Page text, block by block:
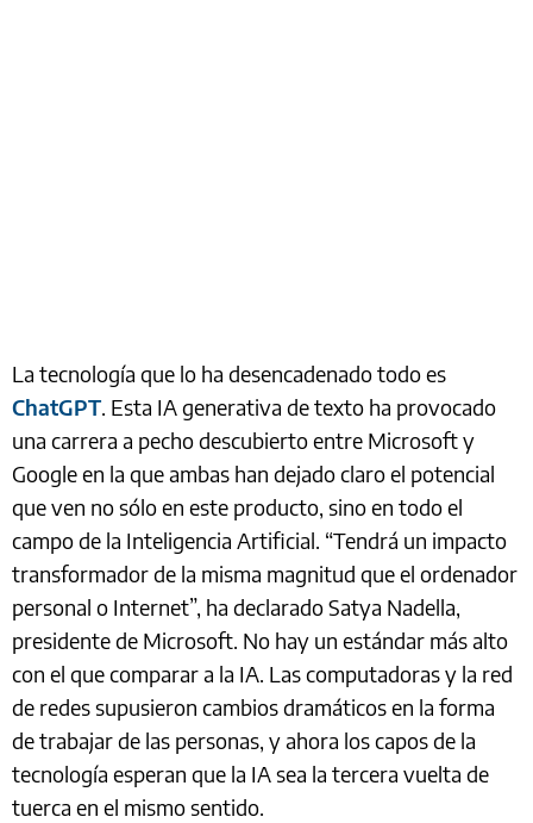
La tecnología que lo ha desencadenado todo es
ChatGPT. Esta IA generativa de texto ha provocado
una carrera a pecho descubierto entre Microsoft y
Google en la que ambas han dejado claro el potencial
que ven no sólo en este producto, sino en todo el
campo de la Inteligencia Artificial. “Tendrá un impacto
transformador de la misma magnitud que el ordenador
personal o Internet”, ha declarado Satya Nadella,
presidente de Microsoft. No hay un estándar más alto
con el que comparar a la IA. Las computadoras y la red
de redes supusieron cambios dramáticos en la forma
de trabajar de las personas, y ahora los capos de la
tecnología esperan que la IA sea la tercera vuelta de
tuerca en el mismo sentido.